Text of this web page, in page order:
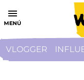
MENÚ
VLOGGER